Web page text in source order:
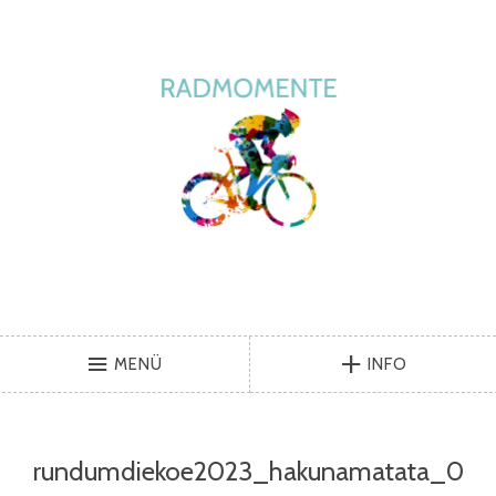
MENÜ INFO
rundumdiekoe2023_hakunamatata_0